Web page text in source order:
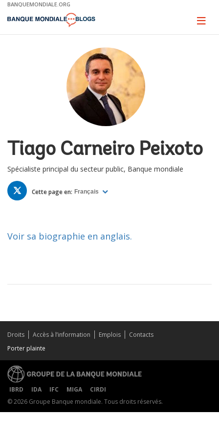
Skip
Main
BANQUEMONDIALE.ORG
Page
Tiago Carneiro Peixoto
Spécialiste principal du secteur public, Banque mondiale
TWITTER
Cette page en: Français
Voir sa biographie en anglais.
Droits Accès à l’information Emplois
Contacts
Porter plainte
IBRD IDA IFC MIGA
CIRDI
© 2026 Groupe Banque mondiale. Tous droits réservés.